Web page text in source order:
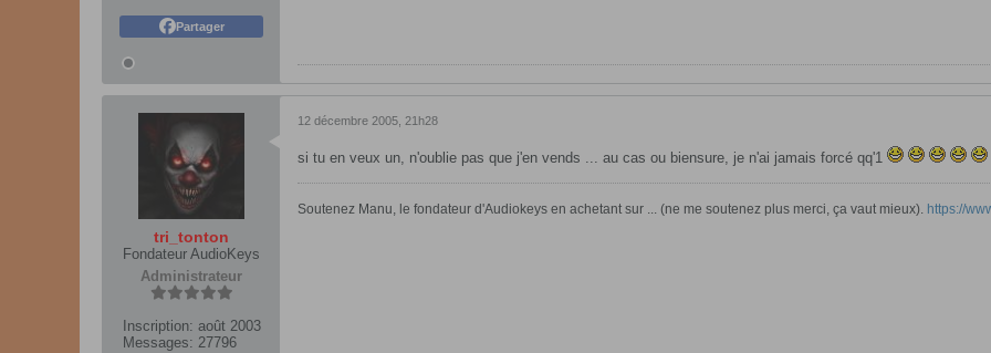
Partager
tri_tonton
Fondateur AudioKeys
Administrateur
Inscription: août 2003
Messages: 27796
12 décembre 2005, 21h28
si tu en veux un, n'oublie pas que j'en vends ... au cas ou biensure, je n'ai jamais forcé qq'1
Soutenez Manu, le fondateur d'Audiokeys en achetant sur ... (ne me soutenez plus merci, ça vaut mieux). https://